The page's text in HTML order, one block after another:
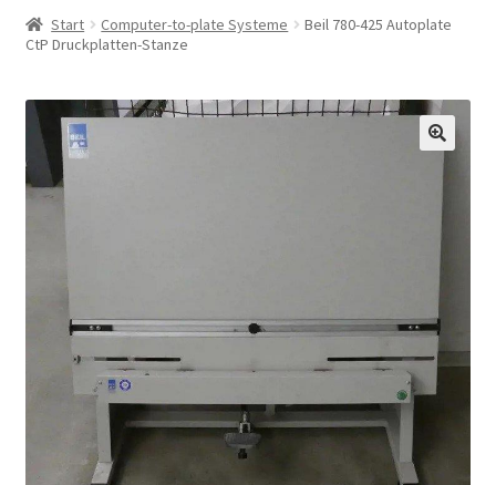
Start Computer-to-plate Systeme
Beil 780-425 Autoplate
CtP Druckplatten-Stanze